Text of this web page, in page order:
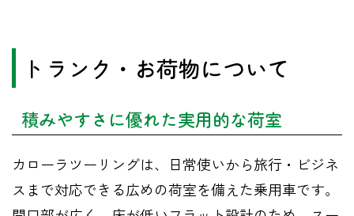
トランク・お荷物について
積みやすさに優れた実用的な荷室
カローラツーリングは、日常使いから旅行・ビジネ
スまで対応できる広めの荷室を備えた乗用車です。